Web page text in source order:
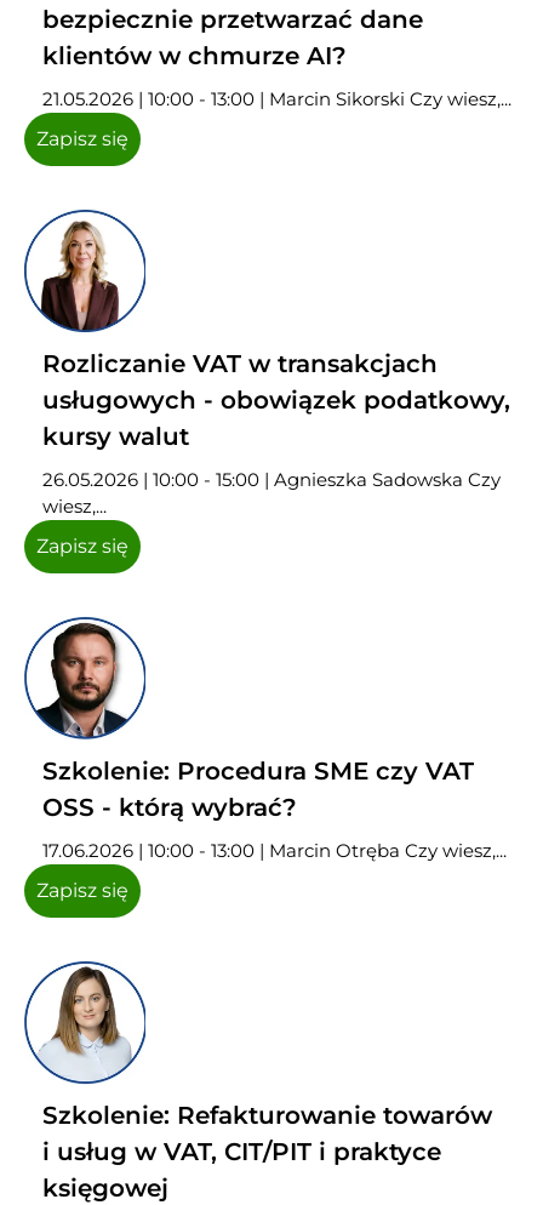
bezpiecznie przetwarzać dane
klientów w chmurze AI?
21.05.2026 | 10:00 - 13:00 | Marcin Sikorski Czy wiesz,...
Zapisz się
Rozliczanie VAT w transakcjach
usługowych - obowiązek podatkowy,
kursy walut
26.05.2026 | 10:00 - 15:00 | Agnieszka Sadowska Czy
wiesz,...
Zapisz się
Szkolenie: Procedura SME czy VAT
OSS - którą wybrać?
17.06.2026 | 10:00 - 13:00 | Marcin Otręba Czy wiesz,...
Zapisz się
Szkolenie: Refakturowanie towarów
i usług w VAT, CIT/PIT i praktyce
księgowej